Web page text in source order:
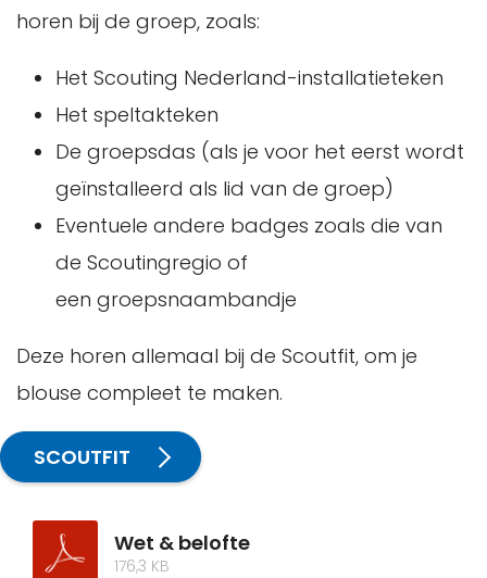
horen bij de groep, zoals:
Het Scouting Nederland-installatieteken
Het speltakteken
De groepsdas (als je voor het eerst wordt
geïnstalleerd als lid van de groep)
Eventuele andere badges zoals die van
de Scoutingregio of
een groepsnaambandje
Deze horen allemaal bij de Scoutfit, om je
blouse compleet te maken.
SCOUTFIT
Wet & belofte
176,3 KB